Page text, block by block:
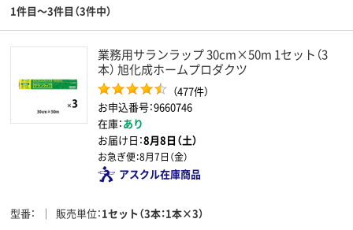
1件目～3件目（3件中）
業務用サランラップ 30cm×50m 1セット（3
本） 旭化成ホームプロダクツ
（477件）
お申込番号：9660746
在庫：あり
お届け日：8月8日（土）
お急ぎ便：8月7日（金）
アスクル在庫商品
型番 販売単位 1セット（3本：1本×3）